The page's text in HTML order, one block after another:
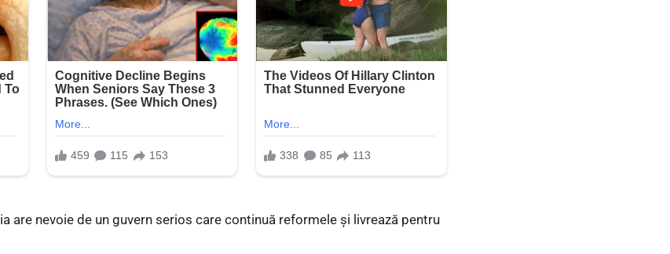
are nevoie de un guvern serios care continuă reformele și livrează pentru